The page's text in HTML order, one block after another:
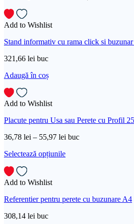
Add to Wishlist
Stand informativ cu rama click si
321,66 lei buc
Adaugă în coș
Add to Wishlist
Placute pentru Usa sau Perete cu Profil
36,78 lei – 55,97 lei buc
Selectează opțiunile
Add to Wishlist
Referentier pentru perete cu buzunare A4
308,14 lei buc